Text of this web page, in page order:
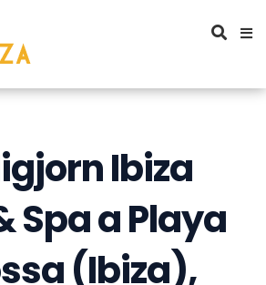
Ibiza
Spa a Playa
(Ibiza),